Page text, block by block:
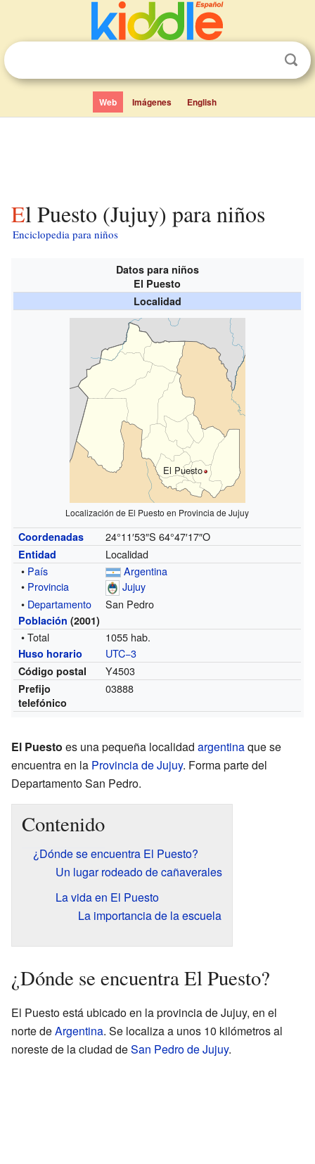
Web Imágenes English
El Puesto (Jujuy) para niños
Enciclopedia para niños
Datos para niños
El Puesto
Localidad
El Puesto
Localización de El Puesto en Provincia de Jujuy
Coordenadas 24°11′53″S 64°47′17″O
Entidad
Localidad
• País
Argentina
• Provincia
Jujuy
• Departamento San Pedro
Población (2001)
• Total 1055 hab.
Huso horario UTC−3
Código postal Y4503
Prefijo
telefónico
03888
El Puesto es una pequeña localidad argentinaque se
encuentra en la Provincia de Jujuy. Forma parte del
Departamento San Pedro.
Contenido
¿Dónde se encuentra El Puesto?
Un lugar rodeado de cañaverales
La vida en El Puesto
La importancia de la escuela
¿Dónde se encuentra El Puesto?
El Puesto está ubicado en la provincia de Jujuy, en el
norte deArgentina. Se localiza a unos 10 kilómetros al
noreste de la ciudad deSan Pedro de Jujuy.